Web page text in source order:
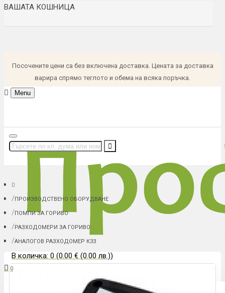
ВАШАТА КОШНИЦА
Посочените цени са без включена доставка. Цената за доставка
варира спрямо теглото и обема на всяка поръчка.
Menu
В количка: 0 (0.00 € (0.00 лв.))
0
Количката ви е празна
ПРОИЗВОДСТВЕНО ОБОРУДВАНЕ
ПОМПИ ЗА ГОРИВО
РАЗХОДОМЕРИ ЗА ГОРИВО
АНАЛОГОВ РАЗХОДОМЕР К33